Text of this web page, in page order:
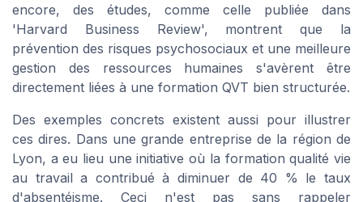
encore, des études, comme celle publiée dans
'Harvard Business Review', montrent que la
prévention des risques psychosociaux et une meilleure
gestion des ressources humaines s'avèrent être
directement liées à une formation QVT bien structurée.
Des exemples concrets existent aussi pour illustrer
ces dires. Dans une grande entreprise de la région de
Lyon, a eu lieu une initiative où la formation qualité vie
au travail a contribué à diminuer de 40 % le taux
d'absentéisme. Ceci n'est pas sans rappeler